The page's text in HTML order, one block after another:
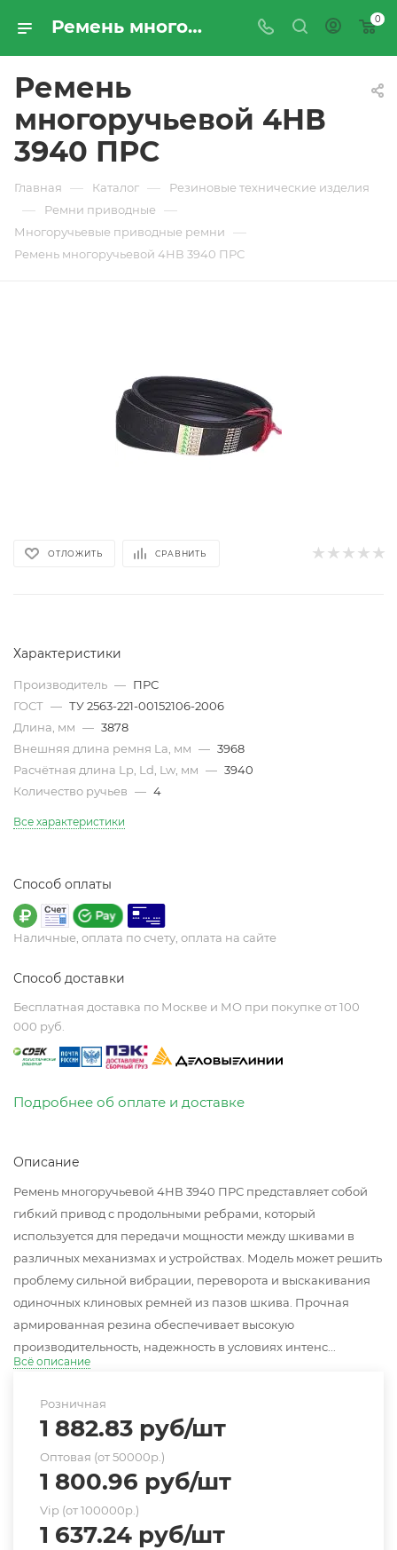
Ремень многоручьевой 4НВ 3940 ПРС - купить по цене производителя с доставкой по Москве и России | ПРОМРЕСУРССЕРВИС 0
Ремень
многоручьевой 4НВ
3940 ПРС
Главная — Каталог — Резиновые технические изделия
— Ремни приводные —
Многоручьевые приводные ремни —
Ремень многоручьевой 4НВ 3940 ПРС
ОТЛОЖИТЬ СРАВНИТЬ
Характеристики
Производитель — ПРС
ГОСТ — ТУ 2563-221-00152106-2006
Длина, мм — 3878
Внешняя длина ремня La, мм — 3968
Расчётная длина Lp, Ld, Lw, мм — 3940
Количество ручьев — 4
Все характеристики
Способ оплаты
Наличные, оплата по счету, оплата на сайте
Способ доставки
Бесплатная доставка по Москве и МО при покупке от 100
000 руб.
Подробнее об оплате и доставке
Описание
Ремень многоручьевой 4НВ 3940 ПРС представляет собой
гибкий привод с продольными ребрами, который
используется для передачи мощности между шкивами в
различных механизмах и устройствах. Модель может решить
проблему сильной вибрации, переворота и выскакивания
одиночных клиновых ремней из пазов шкива. Прочная
армированная резина обеспечивает высокую
производительность, надежность в условиях интенс...
Всё описание
Розничная
1 882.83 руб/шт
Оптовая (от 50000р.)
1 800.96 руб/шт
Vip (от 100000р.)
1 637.24 руб/шт